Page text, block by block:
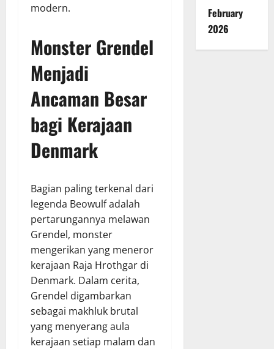
modern.
Monster Grendel
Menjadi
Ancaman Besar
bagi Kerajaan
Denmark
Bagian paling terkenal dari
legenda Beowulf adalah
pertarungannya melawan
Grendel, monster
mengerikan yang meneror
kerajaan Raja Hrothgar di
Denmark. Dalam cerita,
Grendel digambarkan
sebagai makhluk brutal
yang menyerang aula
kerajaan setiap malam dan
February
2026